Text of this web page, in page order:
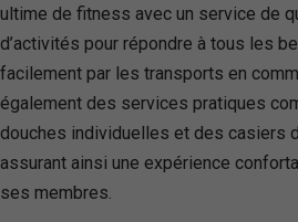
ultime de fitness avec un service de
d’activités pour répondre à tous les
facilement par les transports en
également des services pratiques
douches individuelles et des casiers
assurant ainsi une expérience
ses membres.